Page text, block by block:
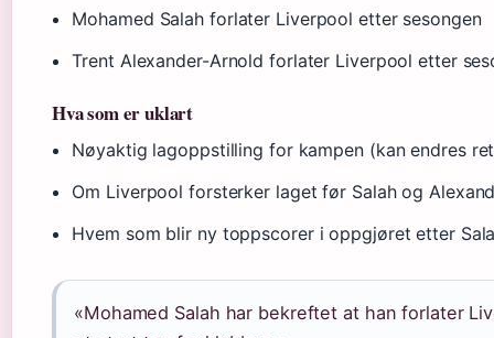
Mohamed Salah forlater Liverpool etter sesongen
Trent Alexander-Arnold forlater Liverpool etter
Hva som er uklart
Nøyaktig lagoppstilling for kampen (kan endres
Om Liverpool forsterker laget før Salah og
Hvem som blir ny toppscorer i oppgjøret etter
«Mohamed Salah har bekreftet at han forlater